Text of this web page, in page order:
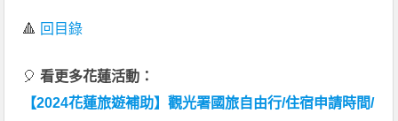
🔺 回目錄
🎈看更多花蓮活動：
【2024花蓮旅遊補助】觀光署國旅自由行/住宿申請時間/